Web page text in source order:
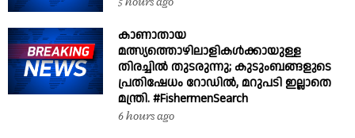
കാണാതായ
മത്സ്യത്തൊഴിലാളികൾക്കായുള്ള
തിരച്ചിൽ തുടരുന്നു; കുടുംബങ്ങളുടെ
പ്രതിഷേധം റോഡിൽ, മറുപടി ഇല്ലാതെ
മന്ത്രി. #FishermenSearch
6 hours ago